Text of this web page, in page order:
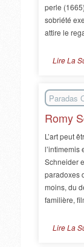
perle
sobriété
attire le
Lire La
Paradas
Romy
L’art peut
l’intimemis
Schneider
paradoxes
moins, du
familière,
Lire La